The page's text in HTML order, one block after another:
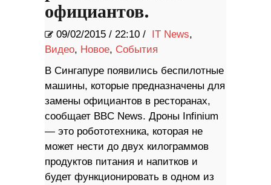
официантов.
09/02/2015 / 22:10 / IT News,
Видео, Новое, События
В Сингапуре появились беспилотные
машины, которые предназначены для
замены официантов в ресторанах,
сообщает BBC News. Дроны Infinium
— это робототехника, которая не
может нести до двух килограммов
продуктов питания и напитков и
будет функционировать в одном из